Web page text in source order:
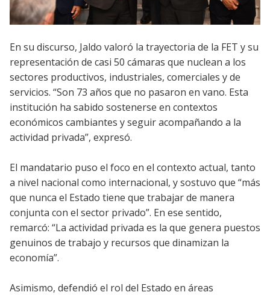
En su discurso, Jaldo valoró la trayectoria de la FET y su
representación de casi 50 cámaras que nuclean a los
sectores productivos, industriales, comerciales y de
servicios. “Son 73 años que no pasaron en vano. Esta
institución ha sabido sostenerse en contextos
económicos cambiantes y seguir acompañando a la
actividad privada”, expresó.
El mandatario puso el foco en el contexto actual, tanto
a nivel nacional como internacional, y sostuvo que “más
que nunca el Estado tiene que trabajar de manera
conjunta con el sector privado”. En ese sentido,
remarcó: “La actividad privada es la que genera puestos
genuinos de trabajo y recursos que dinamizan la
economía”.
Asimismo, defendió el rol del Estado en áreas